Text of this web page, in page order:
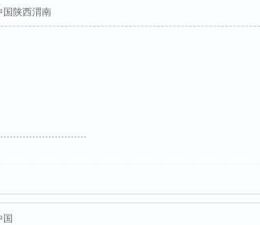
国陕西渭南
国